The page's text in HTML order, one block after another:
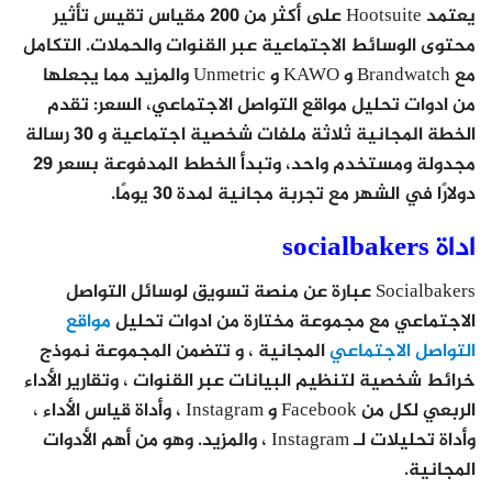
يعتمد Hootsuite على أكثر من 200 مقياس تقيس تأثير
محتوى الوسائط الاجتماعية عبر القنوات والحملات. التكامل
مع Brandwatch و KAWO و Unmetric والمزيد مما يجعلها
من ادوات تحليل مواقع التواصل الاجتماعي، السعر: تقدم
الخطة المجانية ثلاثة ملفات شخصية اجتماعية و 30 رسالة
مجدولة ومستخدم واحد، وتبدأ الخطط المدفوعة بسعر 29
دولارًا في الشهر مع تجربة مجانية لمدة 30 يومًا.
اداة socialbakers
Socialbakers عبارة عن منصة تسويق لوسائل التواصل
الاجتماعي مع مجموعة مختارة من ادوات تحليلمواقع
التواصل الاجتماعيالمجانية ، و تتضمن المجموعة نموذج
خرائط شخصية لتنظيم البيانات عبر القنوات ، وتقارير الأداء
الربعي لكل من Facebook و Instagram ، وأداة قياس الأداء ،
وأداة تحليلات لـ Instagram ، والمزيد. وهو من أهم الأدوات
المجانية.